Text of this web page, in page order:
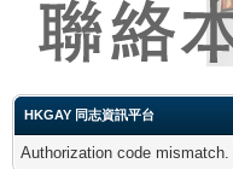
HKGAY 同志資訊平台
Authorization code